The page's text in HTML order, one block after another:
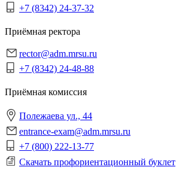
+7 (8342) 24-37-32
Приёмная ректора
rector@adm.mrsu.ru
+7 (8342) 24-48-88
Приёмная комиссия
Полежаева ул., 44
entrance-exam@adm.mrsu.ru
+7 (800) 222-13-77
Скачать профориентационный буклет